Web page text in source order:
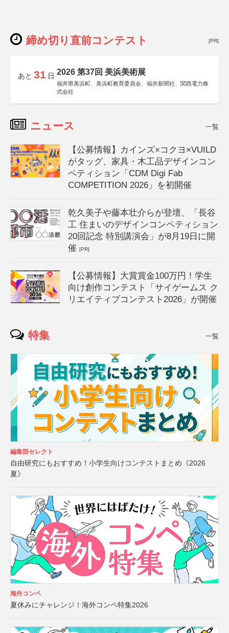
締め切り直前コンテスト [PR]
あと 31 日 2026 第37回 美浜美術展
福井県美浜町、美浜町教育委員会、福井新聞社、関西電力株
式会社
ニュース 一覧
【公募情報】カインズ×コクヨ×VUILD
がタッグ、家具・木工品デザインコン
ペティション「CDM Digi Fab
COMPETITION 2026」を初開催
乾久美子や藤本壮介らが登壇、「長谷
工 住まいのデザインコンペティション
20回記念 特別講演会」が8月19日に開
催[PR]
【公募情報】大賞賞金100万円！学生
向け創作コンテスト「サイゲームス ク
リエイティブコンテスト2026」が開催
特集 一覧
編集部セレクト
自由研究にもおすすめ！小学生向けコンテストまとめ《2026
夏》
海外コンペ
夏休みにチャレンジ！海外コンペ特集2026